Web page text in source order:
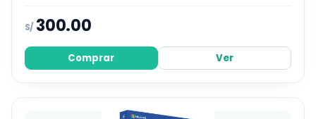
S/ 300.00
Comprar Ver